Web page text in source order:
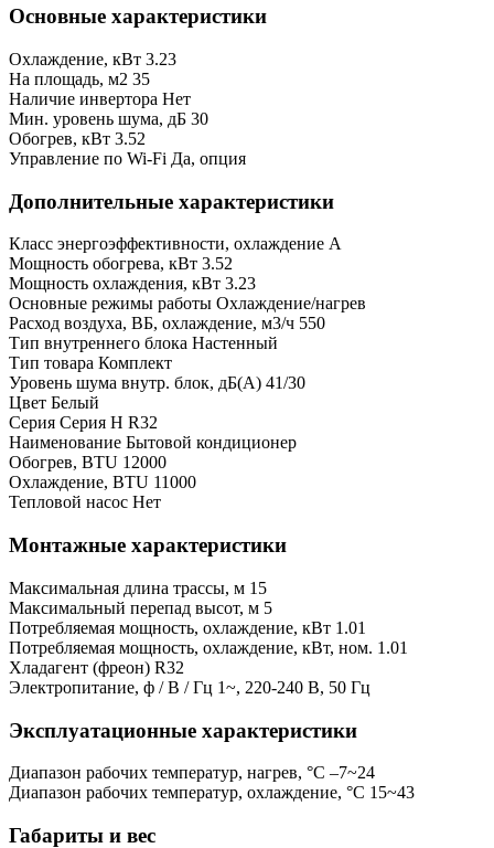
Основные характеристики
Охлаждение, кВт 3.23
На площадь, м2 35
Наличие инвертора Нет
Мин. уровень шума, дБ 30
Обогрев, кВт 3.52
Управление по Wi-Fi Да, опция
Дополнительные характеристики
Класс энергоэффективности, охлаждение A
Мощность обогрева, кВт 3.52
Мощность охлаждения, кВт 3.23
Основные режимы работы Охлаждение/нагрев
Расход воздуха, ВБ, охлаждение, м3/ч 550
Тип внутреннего блока Настенный
Тип товара Комплект
Уровень шума внутр. блок, дБ(А) 41/30
Цвет Белый
Серия Серия H R32
Наименование Бытовой кондиционер
Обогрев, BTU 12000
Охлаждение, BTU 11000
Тепловой насос Нет
Монтажные характеристики
Максимальная длина трассы, м 15
Максимальный перепад высот, м 5
Потребляемая мощность, охлаждение, кВт 1.01
Потребляемая мощность, охлаждение, кВт, ном. 1.01
Хладагент (фреон) R32
Электропитание, ф / В / Гц 1~, 220-240 В, 50 Гц
Эксплуатационные характеристики
Диапазон рабочих температур, нагрев, °C –7~24
Диапазон рабочих температур, охлаждение, °C 15~43
Габариты и вес